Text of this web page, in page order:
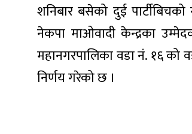
शनिबार बसेको दुई
नेकपा माओवादी केन्द्रका
महानगरपालिका वडा नं. १६ को
निर्णय गरेको छ ।